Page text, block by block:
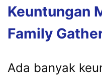
Keuntungan
Family
Ada banyak